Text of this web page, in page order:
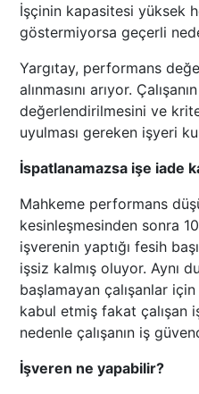
İşçinin kapasitesi yüksek
göstermiyorsa geçerli
Yargıtay, performans
alınmasını arıyor.
değerlendirilmesini ve
uyulması gereken işyeri
İspatlanamazsa işe iade
Mahkeme performans
kesinleşmesinden sonra
işverenin yaptığı fesih
işsiz kalmış oluyor. Aynı
başlamayan çalışanlar
kabul etmiş fakat çalışan
nedenle çalışanın iş
İşveren ne yapabilir?